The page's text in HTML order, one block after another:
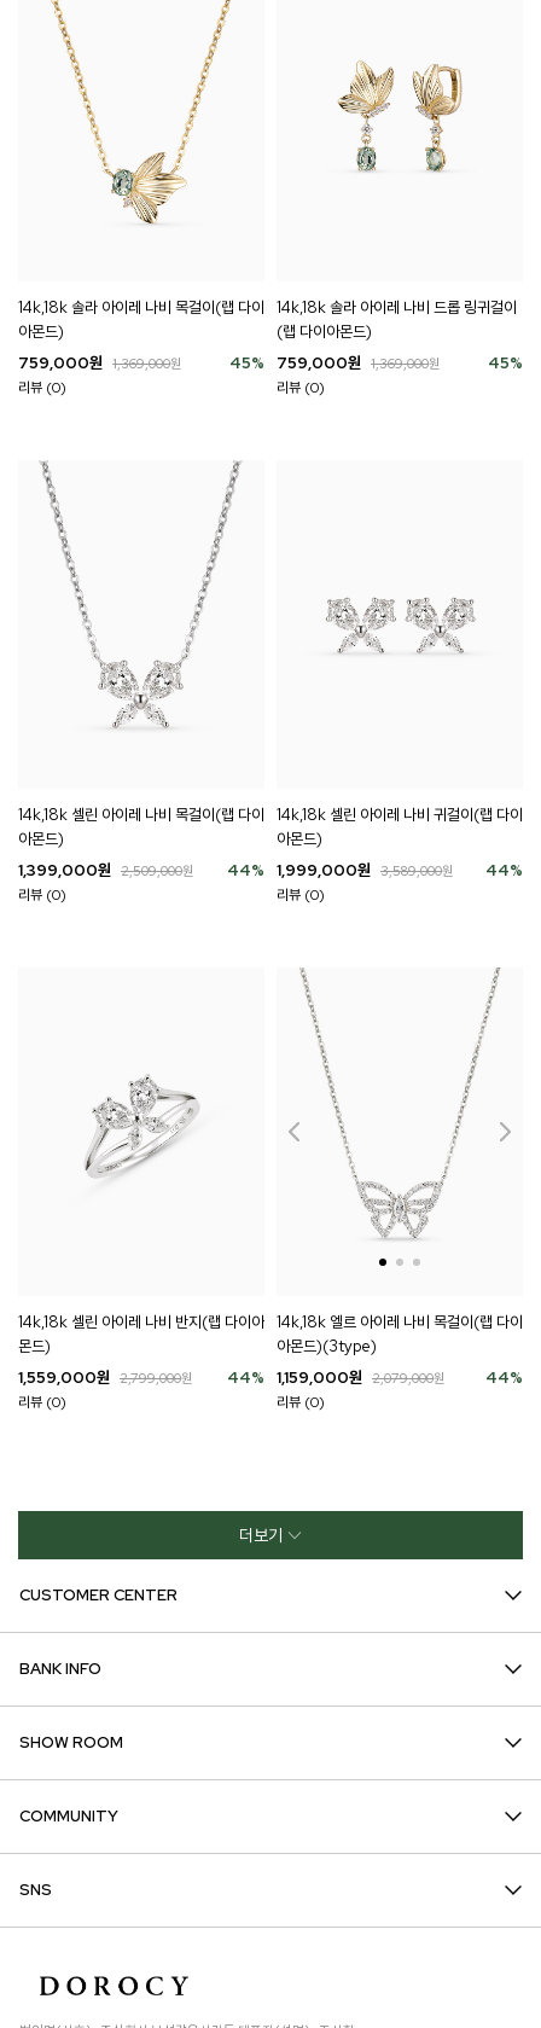
14k,18k 솔라 아이레 나비 목걸이(랩 다이
아몬드)
45%
759,000원 1,369,000원
리뷰 (0)
14k,18k 솔라 아이레 나비 드롭 링귀걸이
(랩 다이아몬드)
45%
759,000원 1,369,000원
리뷰 (0)
14k,18k 셀린 아이레 나비 목걸이(랩 다이
아몬드)
44%
1,399,000원 2,509,000원
리뷰 (0)
14k,18k 셀린 아이레 나비 귀걸이(랩 다이
아몬드)
44%
1,999,000원 3,589,000원
리뷰 (0)
14k,18k 셀린 아이레 나비 반지(랩 다이아
몬드)
44%
1,559,000원 2,799,000원
리뷰 (0)
14k,18k 엘르 아이레 나비 목걸이(랩 다이
아몬드)(3type)
44%
1,159,000원 2,079,000원
리뷰 (0)
더보기
CUSTOMER CENTER
BANK INFO
SHOW ROOM
COMMUNITY
SNS